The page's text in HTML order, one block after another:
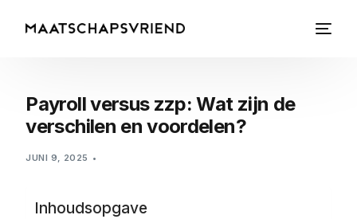
Payroll versus zzp: Wat zijn de
verschilen en voordelen?
JUNI 9, 2025
Inhoudsopgave